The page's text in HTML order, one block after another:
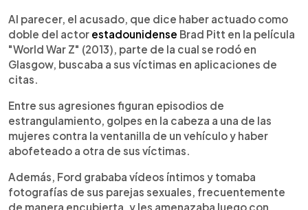
Al parecer, el acusado, que dice haber actuado como
doble del actor estadounidense Brad Pitt en la película
"World War Z" (2013), parte de la cual se rodó en
Glasgow, buscaba a sus víctimas en aplicaciones de
citas.
Entre sus agresiones figuran episodios de
estrangulamiento, golpes en la cabeza a una de las
mujeres contra la ventanilla de un vehículo y haber
abofeteado a otra de sus víctimas.
Además, Ford grababa vídeos íntimos y tomaba
fotografías de sus parejas sexuales, frecuentemente
de manera encubierta, y les amenazaba luego con